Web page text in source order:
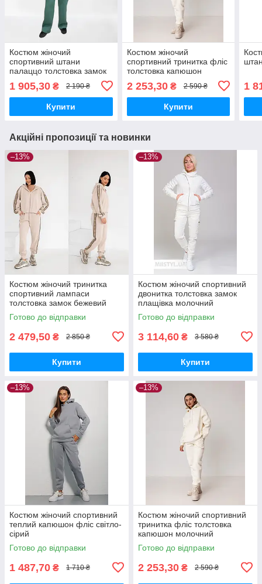
Костюм жіночий
спортивний штани
палаццо толстовка замок
1 905,30 ₴ 2 190 ₴
Купити
Костюм жіночий
спортивний тринитка фліс
толстовка капюшон
2 253,30₴ 2 590 ₴
Купити
1
Акційні пропозиції та новинки
–13%
Костюм жіночий тринитка
спортивний лампаси
толстовка замок бежевий
Готово до відправки
2 479,50 ₴ 2 850 ₴
Купити
–13%
Костюм жіночий спортивний
двонитка толстовка замок
плащівка молочний
Готово до відправки
3 114,60 ₴ 3 580 ₴
Купити
–13%
Костюм жіночий спортивний
теплий капюшон фліс світло-
сірий
Готово до відправки
1 487,70 ₴ 1 710 ₴
–13%
Костюм жіночий спортивний
тринитка фліс толстовка
капюшон молочний
Готово до відправки
2 253,30 ₴ 2 590 ₴